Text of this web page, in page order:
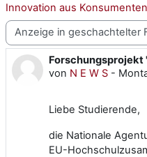
Innovation aus
Anzeigemodus
Forschungsprojekt
von N E W S -
Anzahl Antworten: 0
Liebe Studierende,
die Nationale
EU-